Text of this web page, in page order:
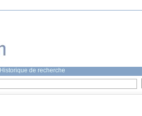
Historique de recherche